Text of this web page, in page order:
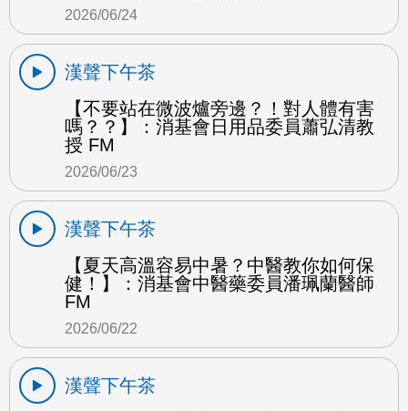
2026/06/24
漢聲下午茶
【不要站在微波爐旁邊？！對人體有害
嗎？？】：消基會日用品委員蕭弘清教
授 FM
2026/06/23
漢聲下午茶
【夏天高溫容易中暑？中醫教你如何保
健！】：消基會中醫藥委員潘珮蘭醫師
FM
2026/06/22
漢聲下午茶